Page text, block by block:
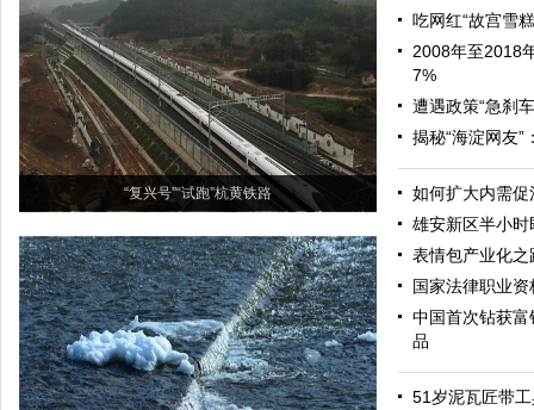
“复兴号”“试跑”杭黄铁路
吃网红“故宫雪
2008年至2018
7%
遭遇政策“急刹
揭秘“海淀网友
如何扩大内需促
雄安新区半小
表情包产业化
国家法律职业
中国首次钻获
品
51岁泥瓦匠带